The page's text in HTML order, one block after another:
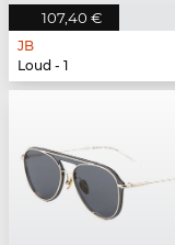
107,40 €
JB
Loud - 1